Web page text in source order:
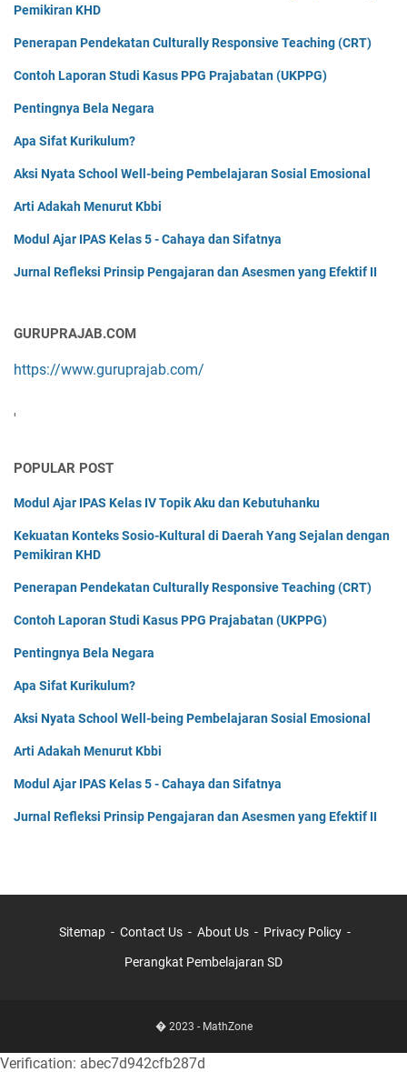
Pemikiran KHD
Penerapan Pendekatan Culturally Responsive Teaching (CRT)
Contoh Laporan Studi Kasus PPG Prajabatan (UKPPG)
Pentingnya Bela Negara
Apa Sifat Kurikulum?
Aksi Nyata School Well-being Pembelajaran Sosial Emosional
Arti Adakah Menurut Kbbi
Modul Ajar IPAS Kelas 5 - Cahaya dan Sifatnya
Jurnal Refleksi Prinsip Pengajaran dan Asesmen yang Efektif II
GURUPRAJAB.COM
https://www.guruprajab.com/
'
POPULAR POST
Modul Ajar IPAS Kelas IV Topik Aku dan Kebutuhanku
Kekuatan Konteks Sosio-Kultural di Daerah Yang Sejalan dengan
Pemikiran KHD
Penerapan Pendekatan Culturally Responsive Teaching (CRT)
Contoh Laporan Studi Kasus PPG Prajabatan (UKPPG)
Pentingnya Bela Negara
Apa Sifat Kurikulum?
Aksi Nyata School Well-being Pembelajaran Sosial Emosional
Arti Adakah Menurut Kbbi
Modul Ajar IPAS Kelas 5 - Cahaya dan Sifatnya
Jurnal Refleksi Prinsip Pengajaran dan Asesmen yang Efektif II
Sitemap Contact Us About Us Privacy Policy
Perangkat Pembelajaran SD
� 2023 - MathZone
Verification: abec7d942cfb287d